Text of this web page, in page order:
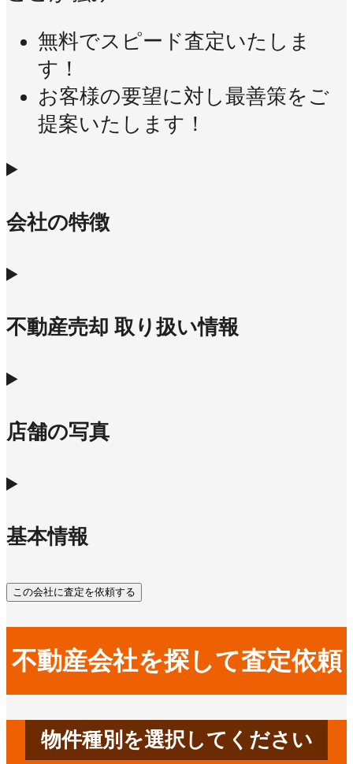
無料でスピード査定いたしま
す！
お客様の要望に対し最善策をご
提案いたします！
会社の特徴
不動産売却 取り扱い情報
店舗の写真
基本情報
この会社に査定を依頼する
不動産会社を探して査定依頼
物件種別を選択してください